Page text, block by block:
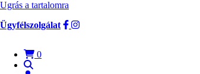
Ugrás a tartalomra
Ügyfélszolgálat
0